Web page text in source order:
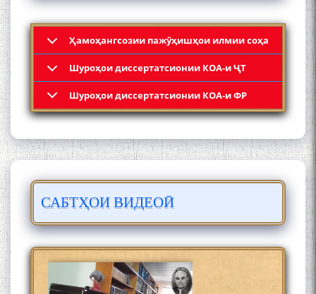
Ҳамоҳангсозии пажӯҳишҳои илмии соҳа
Шyроҳои диссертатсионии КОА-и ҶТ
Шyроҳои диссертатсионии КОА-и ФР
САБТҲОИ ВИДЕОӢ
Кадамчо Худои Шарифзода
Сайре дар Осорхона
Муҳаммадҷон Раҳимӣ